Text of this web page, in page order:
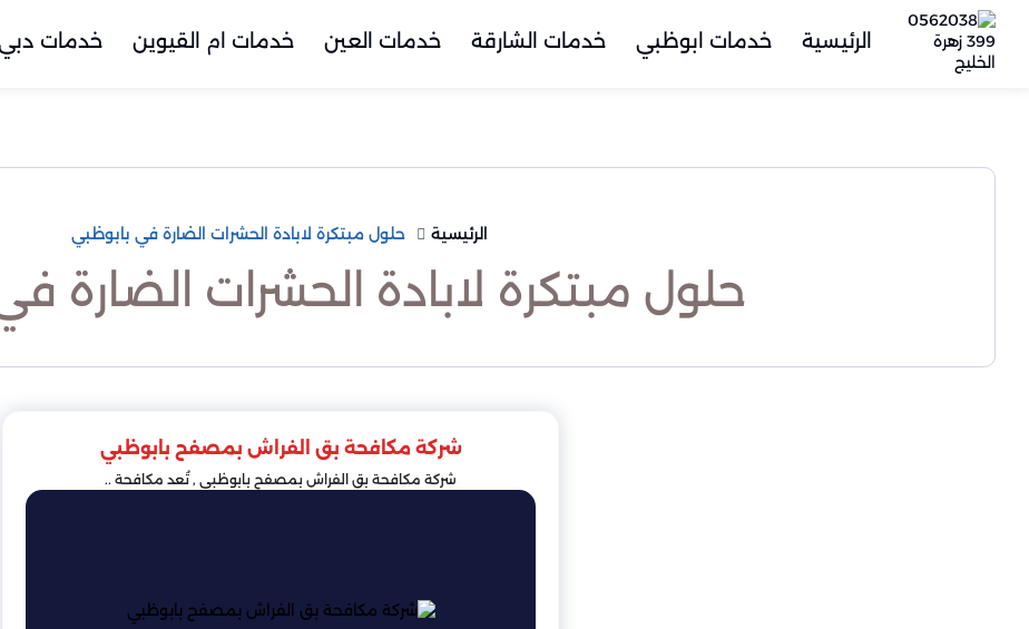
الرئيسية خدمات ابوظبي خدمات الشارقة خدمات العين خدمات ام القيوين خدمات
الرئيسية حلول مبتكرة لابادة الحشرات الضارة في بابوظبي
حلول مبتكرة لابادة الحشرات الضارة
شركة مكافحة بق الفراش بمصفح بابوظبي
شركة مكافحة بق الفراش بمصفح بابوظبي , تُعد مكافحة ..